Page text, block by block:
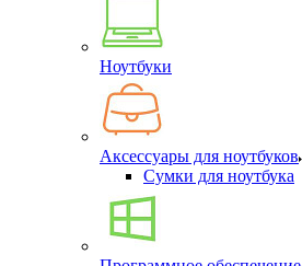
Ноутбуки
Аксессуары для ноутбуков
Сумки для ноутбука